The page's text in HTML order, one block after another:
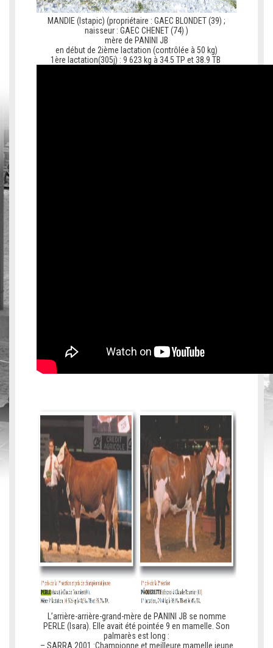
MANDIE (Istapic) (propriétaire : GAEC BLONDET (39) ;
naisseur : GAEC CHENET (74) )
mère de PANINI JB
en début de 2ième lactation (contrôlée à 50 kg)
1ère lactation(305j) : 9 623 kg à 34.5 TP et 38.9 TB
L’arrière-arrière-grand-mère de PANINI JB se nomme
PERLE (Isara). Elle avait été pointée 9 en mamelle. Son
palmarès est long :
– SARRA 2001 :Championne et meilleure mamelle jeune